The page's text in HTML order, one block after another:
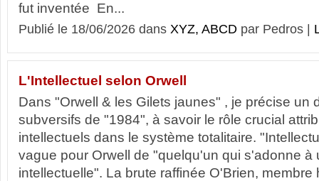
fut inventée En...
Publié le 18/06/2026 dans XYZ, ABCD par Pedros |
L'Intellectuel selon Orwell
Dans "Orwell & les Gilets jaunes" , je précise un
subversifs de "1984", à savoir le rôle crucial
intellectuels dans le système totalitaire.
vague pour Orwell de "quelqu'un qui s'adonne à
intellectuelle". La brute raffinée O'Brien, membre